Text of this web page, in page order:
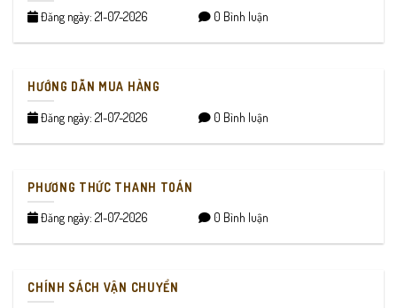
Đăng ngày: 21-07-2026 0 Bình luận
HƯỚNG DẪN MUA HÀNG
Đăng ngày: 21-07-2026 0 Bình luận
PHƯƠNG THỨC THANH TOÁN
Đăng ngày: 21-07-2026 0 Bình luận
CHÍNH SÁCH VẬN CHUYỂN